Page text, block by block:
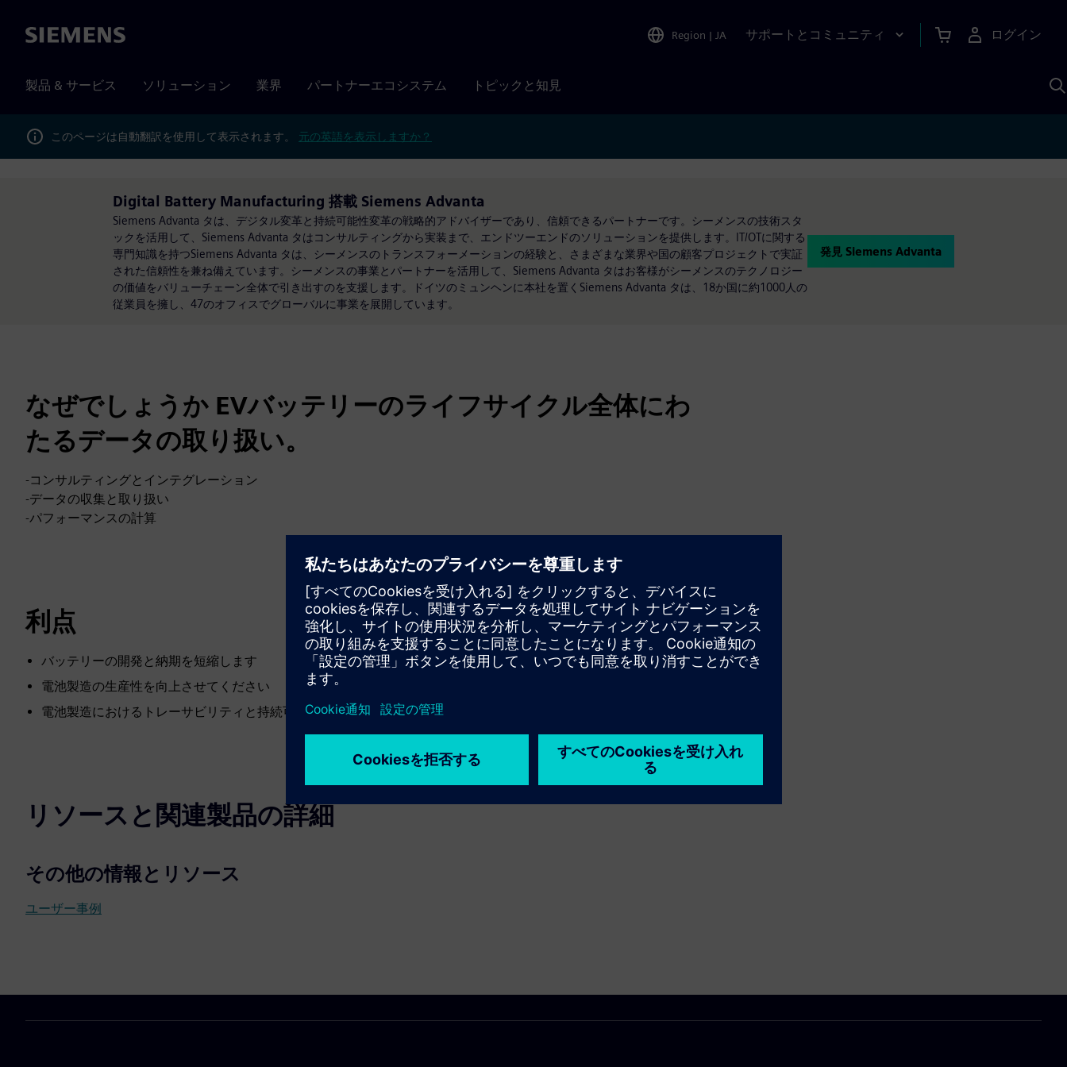
Siemens Region | JA サポートとコミュニティ ログイン
製品 & サービス ソリューション 業界 パートナーエコシステム トピックと知見
このページは自動翻訳を使用して表示されます。 元の英語を表示しますか？
Digital Battery Manufacturing 搭載 Siemens Advanta
Siemens Advanta タは、デジタル変革と持続可能性変革の戦略的アドバイザーであり、信頼できるパートナーです。シーメンスの技術スタ
ックを活用して、Siemens Advanta タはコンサルティングから実装まで、エンドツーエンドのソリューションを提供します。IT/OTに関する
専門知識を持つSiemens Advanta タは、シーメンスのトランスフォーメーションの経験と、さまざまな業界や国の顧客プロジェクトで実証
された信頼性を兼ね備えています。シーメンスの事業とパートナーを活用して、Siemens Advanta タはお客様がシーメンスのテクノロジー
の価値をバリューチェーン全体で引き出すのを支援します。ドイツのミュンヘンに本社を置くSiemens Advanta タは、18か国に約1000人の
従業員を擁し、47のオフィスでグローバルに事業を展開しています。
発見 Siemens Advanta
なぜでしょうか EVバッテリーのライフサイクル全体にわ
たるデータの取り扱い。
-コンサルティングとインテグレーション
-データの収集と取り扱い
-パフォーマンスの計算
利点
バッテリーの開発と納期を短縮します
電池製造の生産性を向上させてください
電池製造におけるトレーサビリティと持続可能性の目標を実現してください
リソースと関連製品の詳細
その他の情報とリソース
ユーザー事例